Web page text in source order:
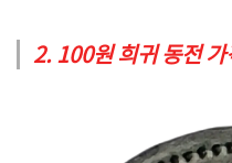
2. 100원 희귀 동전